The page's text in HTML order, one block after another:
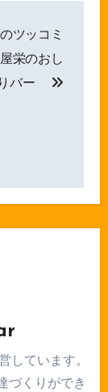
ツッコミ
栄のおし
バー
しています。
づくりができ